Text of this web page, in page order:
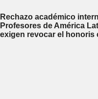
Rechazo académico
Profesores de América
exigen revocar el honoris